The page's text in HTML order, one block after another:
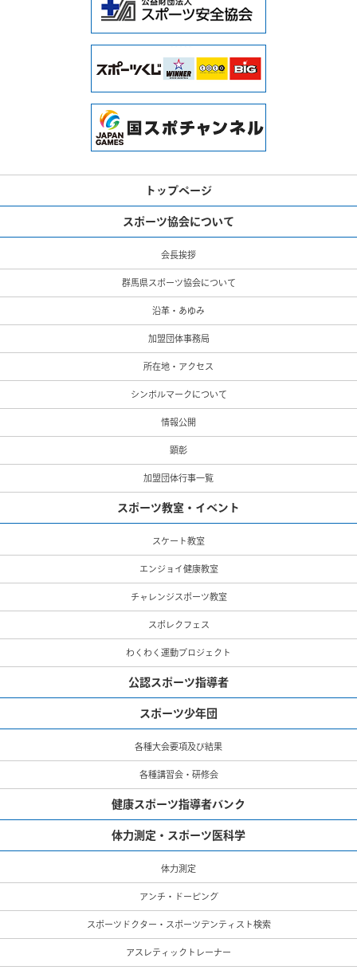
トップページ
スポーツ協会について
会長挨拶
群馬県スポーツ協会について
沿革・あゆみ
加盟団体事務局
所在地・アクセス
シンボルマークについて
情報公開
顕彰
加盟団体行事一覧
スポーツ教室・イベント
スケート教室
エンジョイ健康教室
チャレンジスポーツ教室
スポレクフェス
わくわく運動プロジェクト
公認スポーツ指導者
スポーツ少年団
各種大会要項及び結果
各種講習会・研修会
健康スポーツ指導者バンク
体力測定・スポーツ医科学
体力測定
アンチ・ドーピング
スポーツドクター・スポーツデンティスト検索
アスレティックトレーナー